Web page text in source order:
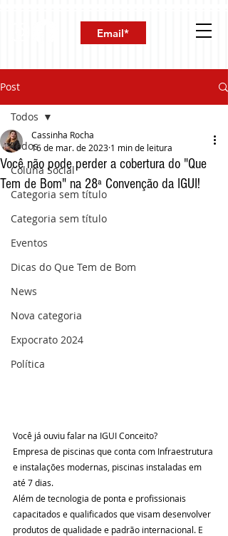
Post
Todos
Coluna Social
Categoria sem título
Categoria sem título
Eventos
Dicas do Que Tem de Bom
News
Nova categoria
Expocrato 2024
Política
Todos
Você não pode perder a cobertura do "Que
Tem de Bom" na 28ª Convenção da IGUI!
Cassinha Rocha
16 de mar. de 2023 1 min de leitura
Você já ouviu falar na IGUI Conceito?
Empresa de piscinas que conta com Infraestrutura
e instalações modernas, piscinas instaladas em
até 7 dias.
Além de tecnologia de ponta e profissionais
capacitados e qualificados que visam desenvolver
produtos de qualidade e padrão internacional. E